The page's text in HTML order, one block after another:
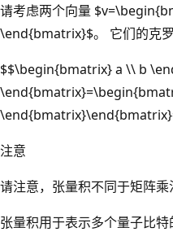
请考虑两个向量
\end{bmatrix}$。 它们的克
$$\begin{bmatrix} a \\ b
注意
请注意，张量积不同于矩阵乘
张量积用于表示多个量子比